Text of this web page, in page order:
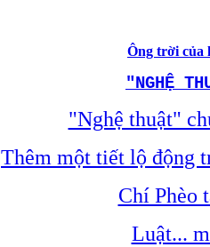
Ông trời của
"NGHỆ
"Nghệ thuật"
Thêm một tiết lộ động
Chí Phèo
Luật...